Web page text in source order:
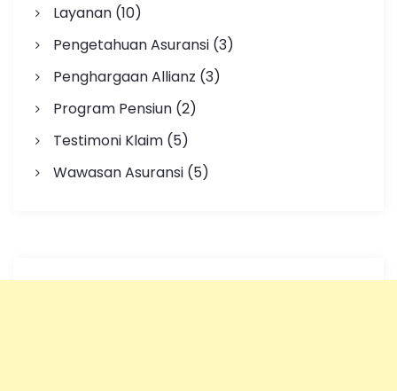
Layanan(10)
Pengetahuan Asuransi(3)
Penghargaan Allianz (3)
Program Pensiun(2)
Testimoni Klaim(5)
Wawasan Asuransi(5)